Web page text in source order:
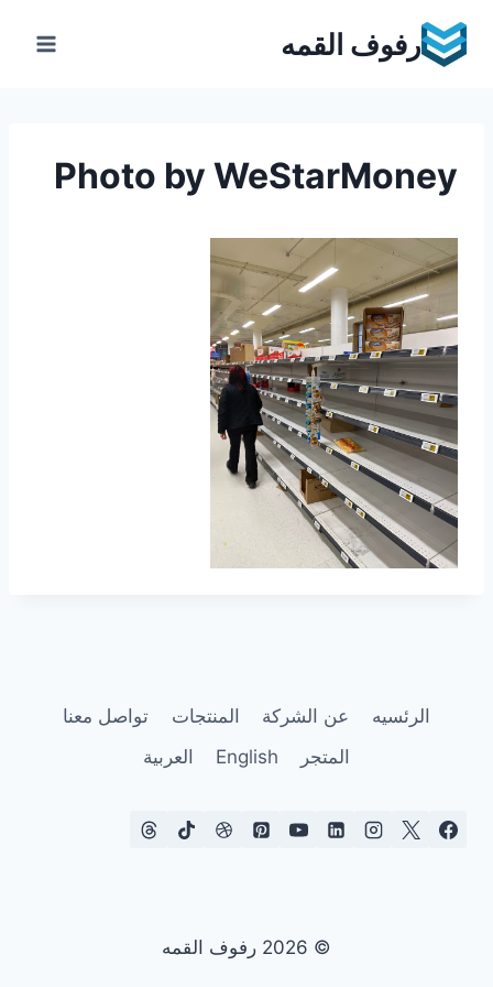
content
رفوف القمه
Photo by WeStarMoney
الرئسيه عن الشركة المنتجات
تواصل معنا
المتجر
English العربية
© 2026 رفوف القمه